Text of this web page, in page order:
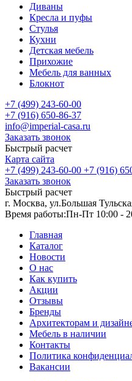
Диваны
Кресла и пуфы
Стулья
Кухни
Детская мебель
Прихожие
Мебель для ванных
Блокнот
+7 (499) 243-60-00
+7 (916) 650-86-37
info@imperial-casa.ru
Заказать звонок
Быстрый расчет
Карта сайта
+7 (499) 243-60-00 +7 (916)
Заказать звонок
Быстрый расчет
г. Москва, ул.Большая
Время работы:Пн-Пт 10:00 -
Главная
Каталог
Новости
О нас
Как купить
Акции
Отзывы
Бренды
Архитекторам и
Мебель в наличии
Контакты
Политика
Вакансии